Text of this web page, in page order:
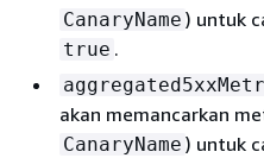
CanaryName ) untuk
true .
akan memancarkan
CanaryName ) untuk